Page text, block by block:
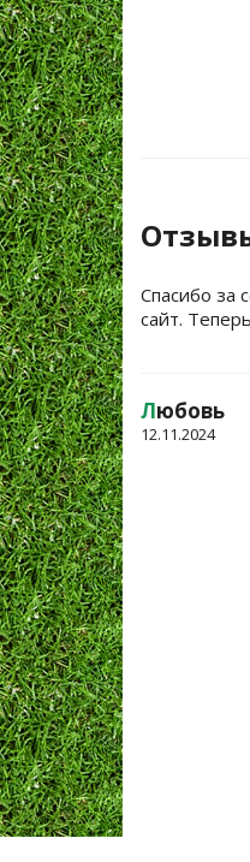
Спасибо за
сайт.
Любовь
12.11.2024